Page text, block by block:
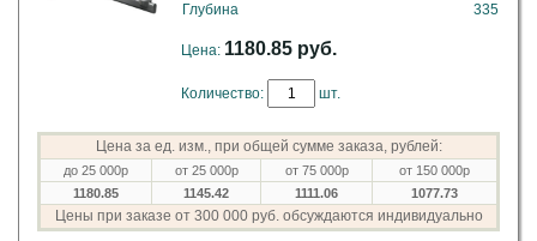
Глубина
335
Цена: 1180.85 руб.
Количество: шт.
Цена за ед. изм., при общей сумме заказа, рублей:
до 25 000р от 25 000р от 75 000р
от 150 000р
1180.85
1145.42 1111.06 1077.73
Цены при заказе от 300 000 руб. обсуждаются индивидуально